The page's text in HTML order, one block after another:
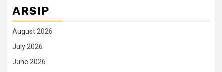
ARSIP
August 2026
July 2026
June 2026